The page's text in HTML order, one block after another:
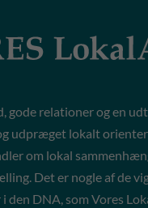
gode relationer og en
udpræget lokalt
om lokal
Det er nogle af de
den DNA, som Vores